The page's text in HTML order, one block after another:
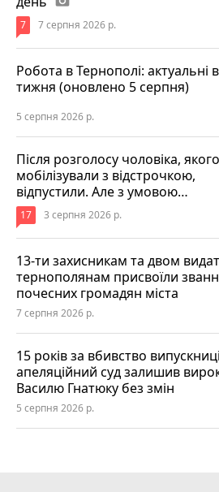
7 7 серпня 2026 р.
Робота в Тернополі: актуальні
тижня (оновлено 5 серпня)
5 серпня 2026 р.
Після розголосу чоловіка, якого
мобілізували з відстрочкою,
відпустили. Але з умовою…
17 3 серпня 2026 р.
13-ти захисникам та двом
тернополянам присвоїли
почесних громадян міста
7 серпня 2026 р.
15 років за вбивство
апеляційний суд залишив
Василю Гнатюку без змін
5 серпня 2026 р.